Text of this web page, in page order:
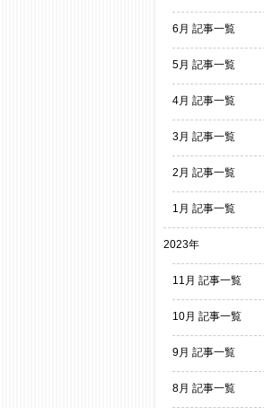
6月 記事一覧
5月 記事一覧
4月 記事一覧
3月 記事一覧
2月 記事一覧
1月 記事一覧
2023年
11月 記事一覧
10月 記事一覧
9月 記事一覧
8月 記事一覧